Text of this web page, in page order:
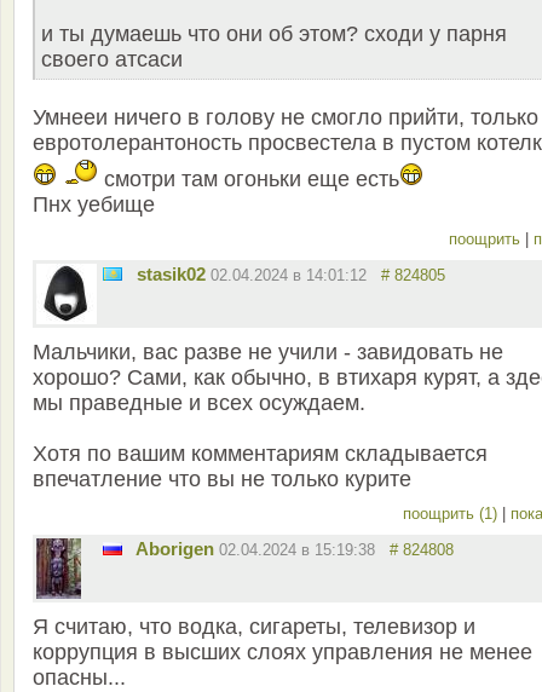
и ты думаешь что они об этом? сходи у парня
своего атсаси
Умнееи ничего в голову не смогло прийти, только
евротолерантоность просвестела в пустом
смотри там огоньки еще есть
Пнх уебище
поощрить
stasik02 02.04.2024 в 14:01:12 # 824805
Мальчики, вас разве не учили - завидовать не
хорошо? Сами, как обычно, в втихаря курят, а
мы праведные и всех осуждаем.
Хотя по вашим комментариям складывается
впечатление что вы не только курите
поощрить (1)
Aborigen 02.04.2024 в 15:19:38 # 824808
Я считаю, что водка, сигареты, телевизор и
коррупция в высших слоях управления не менее
опасны...